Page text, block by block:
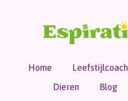
Home Leefstijlcoach
Dieren
Blog